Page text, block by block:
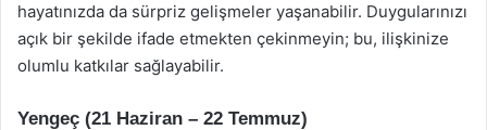
hayatınızda da sürpriz gelişmeler yaşanabilir. Duygularınızı
açık bir şekilde ifade etmekten çekinmeyin; bu, ilişkinize
olumlu katkılar sağlayabilir.
Yengeç (21 Haziran – 22 Temmuz)